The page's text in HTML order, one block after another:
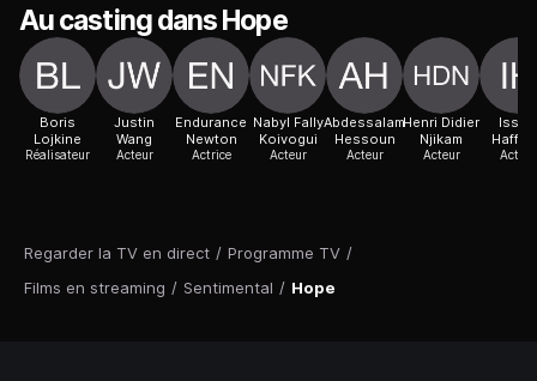
Regarder la TV en direct / Programme TV /
Films en streaming / Sentimental / Hope
Au casting dans Hope
Boris
Lojkine
Réalisateur
Justin
Wang
Acteur
Endurance
Newton
Actrice
Nabyl Fally
Koivogui
Acteur
Abdessalam
Hessoun
Acteur
Henri Didier
Njikam
Acteur
Issam
Acteur